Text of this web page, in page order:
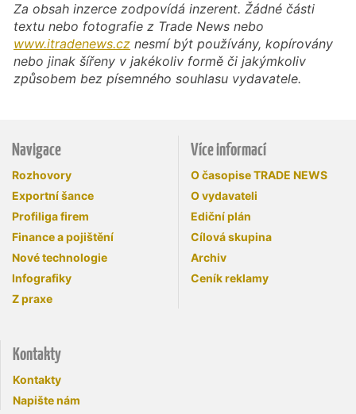
Za obsah inzerce zodpovídá inzerent. Žádné části
textu nebo fotografie z Trade News nebo
www.itradenews.cz nesmí být používány, kopírovány
nebo jinak šířeny v jakékoliv formě či jakýmkoliv
způsobem bez písemného souhlasu vydavatele.
Navigace
Rozhovory
Exportní šance
Profiliga firem
Finance a pojištění
Nové technologie
Infografiky
Z praxe
Více informací
O časopise TRADE NEWS
O vydavateli
Ediční plán
Cílová skupina
Archiv
Ceník reklamy
Kontakty
Kontakty
Napište nám